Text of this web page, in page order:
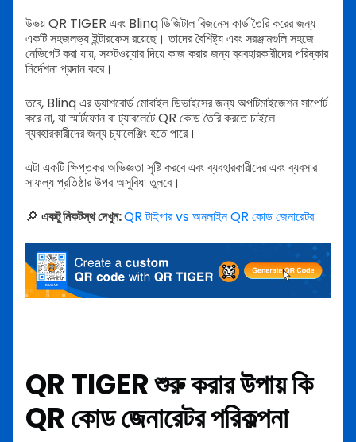
উভয় QR TIGER এবং Blinq ডিজিটাল বিজনেস কার্ড তৈরি করের জন্য
একটি সহজলভ্য ইন্টারফেস রয়েছে। তাদের বৈশিষ্ট্য এবং সরঞ্জামগুলি সহজে
নেভিগেট করা যায়, সফটওয়্যার দিয়ে কাজ করার জন্য ব্যবহারকারীদের পরিষ্কার
নির্দেশনা প্রদান করে।
তবে, Blinq এর ড্যাশবোর্ড মোবাইল ডিভাইসের জন্য অপটিমাইজেশন সাপোর্ট
করে না, যা স্মার্টফোন বা ট্যাবলেটে QR কোড তৈরি করতে চাইলে
ব্যবহারকারীদের জন্য চ্যালেঞ্জিং হতে পারে।
এটা একটি ক্ষিপ্তকর অভিজ্ঞতা সৃষ্টি করবে এবং ব্যবহারকারীদের এবং ব্যবসার
সাফল্য প্রতিষ্ঠার উপর অসুবিধা তুলবে।
🔎 একটু নিকটস্থ দেখুন:QR টাইগার vs অনলাইন QR কোড জেনারেটর
QR TIGER শুরু করার উপায় কি
QR কোড জেনারেটরপরিকল্পনা